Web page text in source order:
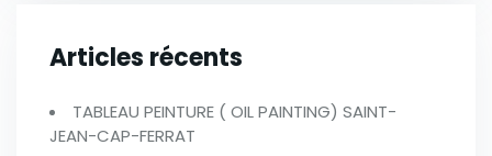
Articles récents
TABLEAU PEINTURE ( OIL PAINTING) SAINT-
JEAN-CAP-FERRAT